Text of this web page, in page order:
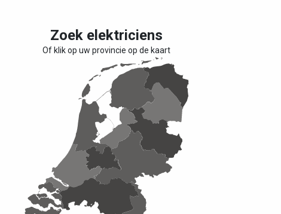
Zoek elektriciens
Of klik op uw provincie op de kaart